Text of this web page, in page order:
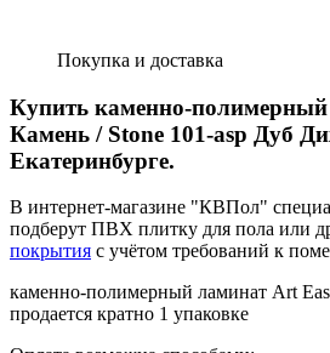
Покупка и доставка
Купить каменно-
Камень / Stone 101-asp Дуб
Екатеринбурге.
В интернет-магазине "КВПол"
подберут ПВХ плитку для пола или
покрытия с учётом требований к
каменно-полимерный ламинат Art
продается кратно 1 упаковке